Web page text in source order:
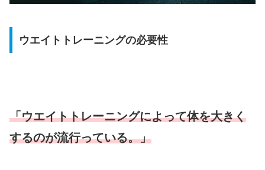
ウエイトトレーニングの必要性
「ウエイトトレーニングによって体を大きく
するのが流行っている。」